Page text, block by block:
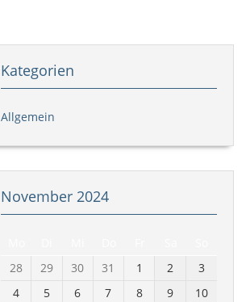
Kategorien
Allgemein
November 2024
28
29 30 31 1 2
3
4
5 6 7 8 9
10